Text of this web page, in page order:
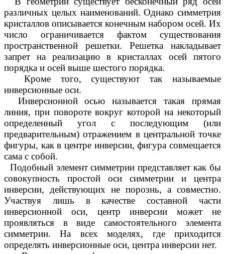
различных целых наименований. Однако симметрия
кристаллов описывается конечным набором осей. Их
число ограничивается фактом существования
пространственной решетки. Решетка накладывает
запрет на реализацию в кристаллах осей пятого
порядка и осей выше шестого порядка.
Кроме того, существуют так называемые
инверсионные оси.
Инверсионной осью называется такая прямая
линия, при повороте вокруг которой на некоторый
определенный угол с последующим (или
предварительным) отражением в центральной точке
фигуры, как в центре инверсии, фигура совмещается
сама с собой.
Подобный элемент симметрии представляет как бы
совокупность простой оси симметрии и центра
инверсии, действующих не порознь, а совместно.
Участвуя лишь в качестве составной части
инверсионной оси, центр инверсии может не
проявляться в виде самостоятельного элемента
симметрии. На всех моделях, где приходится
определять инверсионные оси, центра инверсии нет.